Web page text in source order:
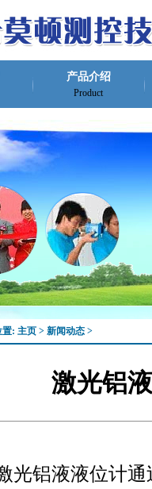
产品介绍
Product
置: 主页> 新闻动态>
激光铝
光铝液液位计